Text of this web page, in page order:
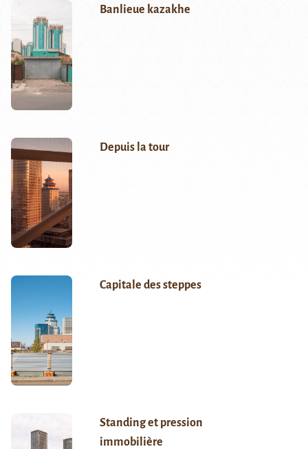
Banlieue kazakhe
Depuis la tour
Capitale des steppes
Standing et pression
immobilière